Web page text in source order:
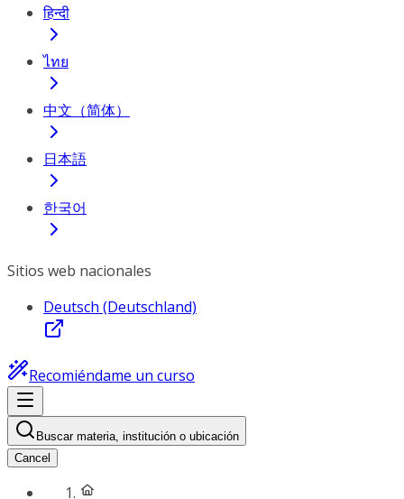
हिन्दी
ไทย
中文（简体）
日本語
한국어
Sitios web nacionales
Deutsch (Deutschland)
Recomiéndame un curso
Buscar materia, institución o ubicación
Cancel